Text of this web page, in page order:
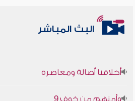
البث المباشر
أخلاقنا أصالة ومعاصرة
وأمنهم من خوف 9